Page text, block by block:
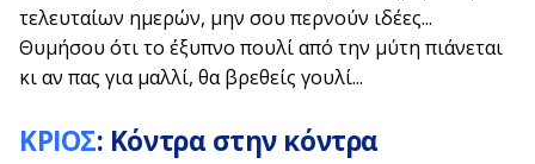
τελευταίων ημερών, μην σου περνούν ιδέες...
Θυμήσου ότι το έξυπνο πουλί από την μύτη πιάνεται
κι αν πας για μαλλί, θα βρεθείς γουλί...
ΚΡΙΟΣ: Κόντρα στην κόντρα